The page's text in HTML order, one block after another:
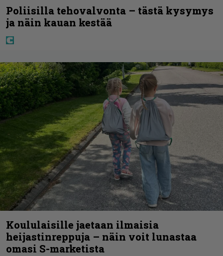
Poliisilla tehovalvonta – tästä kysymys
ja näin kauan kestää
Koululaisille jaetaan ilmaisia
heijastinreppuja – näin voit lunastaa
omasi S-marketista